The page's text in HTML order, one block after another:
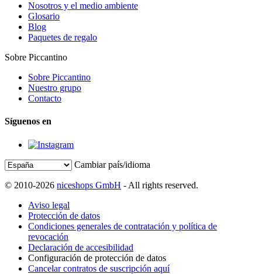
Nosotros y el medio ambiente
Glosario
Blog
Paquetes de regalo
Sobre Piccantino
Sobre Piccantino
Nuestro grupo
Contacto
Síguenos en
Cambiar país/idioma
© 2010-2026 niceshops GmbH - All rights reserved.
Aviso legal
Protección de datos
Condiciones generales de contratación y política de
revocación
Declaración de accesibilidad
Configuración de protección de datos
Cancelar contratos de suscripción aquí